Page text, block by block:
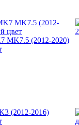
MK7.5 (2012-2020)